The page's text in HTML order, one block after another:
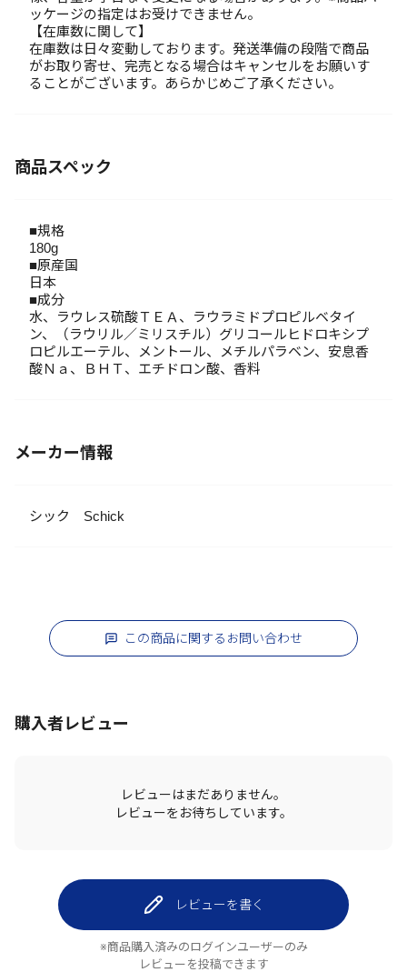
ッケージの指定はお受けできません。
【在庫数に関して】
在庫数は日々変動しております。発送準備の段階で商品
がお取り寄せ、完売となる場合はキャンセルをお願いす
ることがございます。あらかじめご了承ください。
商品スペック
■規格
180g
■原産国
日本
■成分
水、ラウレス硫酸ＴＥＡ、ラウラミドプロピルベタイ
ン、（ラウリル／ミリスチル）グリコールヒドロキシプ
ロピルエーテル、メントール、メチルパラベン、安息香
酸Ｎａ、ＢＨＴ、エチドロン酸、香料
メーカー情報
シック Schick
この商品に関するお問い合わせ
購入者レビュー
レビューはまだありません。
レビューをお待ちしています。
レビューを書く
※商品購入済みのログインユーザーのみ
レビューを投稿できます